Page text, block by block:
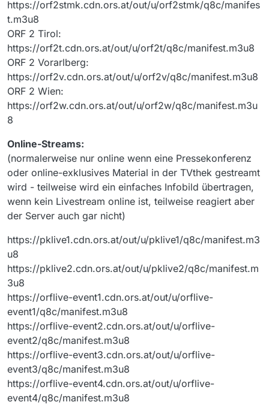
https://orf2stmk.cdn.ors.at/out/u/orf2stmk/q8c/manifes
t.m3u8
ORF 2 Tirol:
https://orf2t.cdn.ors.at/out/u/orf2t/q8c/manifest.m3u8
ORF 2 Vorarlberg:
https://orf2v.cdn.ors.at/out/u/orf2v/q8c/manifest.m3u8
ORF 2 Wien:
https://orf2w.cdn.ors.at/out/u/orf2w/q8c/manifest.m3u
8
Online-Streams:
(normalerweise nur online wenn eine Pressekonferenz
oder online-exklusives Material in der TVthek gestreamt
wird - teilweise wird ein einfaches Infobild übertragen,
wenn kein Livestream online ist, teilweise reagiert aber
der Server auch gar nicht)
https://pklive1.cdn.ors.at/out/u/pklive1/q8c/manifest.m3
u8
https://pklive2.cdn.ors.at/out/u/pklive2/q8c/manifest.m
3u8
https://orflive-event1.cdn.ors.at/out/u/orflive-
event1/q8c/manifest.m3u8
https://orflive-event2.cdn.ors.at/out/u/orflive-
event2/q8c/manifest.m3u8
https://orflive-event3.cdn.ors.at/out/u/orflive-
event3/q8c/manifest.m3u8
https://orflive-event4.cdn.ors.at/out/u/orflive-
event4/q8c/manifest.m3u8